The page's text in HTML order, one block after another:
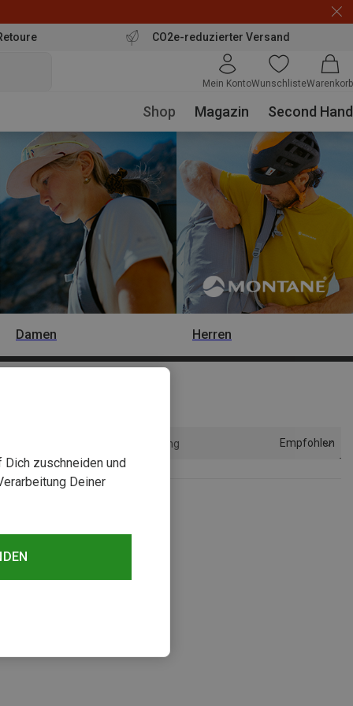
CO2e-reduzierter Versand
Mein KontoWunschlisteWarenkorb
Shop Magazin Second Hand
Damen Herren
Sortierung Empfohlen
zuschneiden und
Deiner